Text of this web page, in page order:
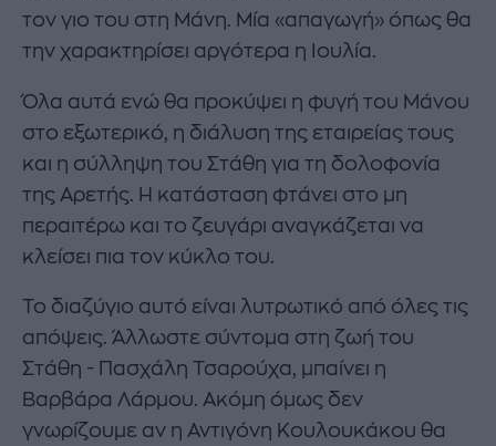
τον γιο του στη Μάνη. Μία «απαγωγή» όπως θα
την χαρακτηρίσει αργότερα η Ιουλία.
Όλα αυτά ενώ θα προκύψει η φυγή του Μάνου
στο εξωτερικό, η διάλυση της εταιρείας τους
και η σύλληψη του Στάθη για τη δολοφονία
της Αρετής. Η κατάσταση φτάνει στο μη
περαιτέρω και το ζευγάρι αναγκάζεται να
κλείσει πια τον κύκλο του.
Το διαζύγιο αυτό είναι λυτρωτικό από όλες τις
απόψεις. Άλλωστε σύντομα στη ζωή του
Στάθη - Πασχάλη Τσαρούχα, μπαίνει η
Βαρβάρα Λάρμου. Ακόμη όμως δεν
γνωρίζουμε αν η Αντιγόνη Κουλουκάκου θα